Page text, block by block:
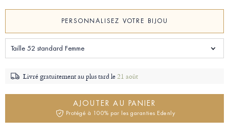
PERSONNALISEZ VOTRE BIJOU
Taille 52 standard Femme
Livré gratuitement au plus tard le21 août
AJOUTER AU PANIER
Protégé à 100% par les garanties Edenly